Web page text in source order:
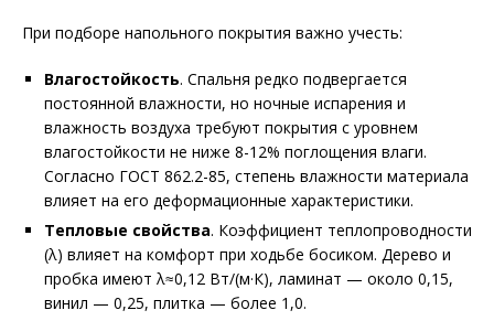
При подборе напольного покрытия важно учесть:
Влагостойкость. Спальня редко подвергается
постоянной влажности, но ночные испарения и
влажность воздуха требуют покрытия с уровнем
влагостойкости не ниже 8-12% поглощения влаги.
Согласно ГОСТ 862.2-85, степень влажности материала
влияет на его деформационные характеристики.
Тепловые свойства. Коэффициент теплопроводности
(λ) влияет на комфорт при ходьбе босиком. Дерево и
пробка имеют λ≈0,12 Вт/(м·К), ламинат — около 0,15,
винил — 0,25, плитка — более 1,0.